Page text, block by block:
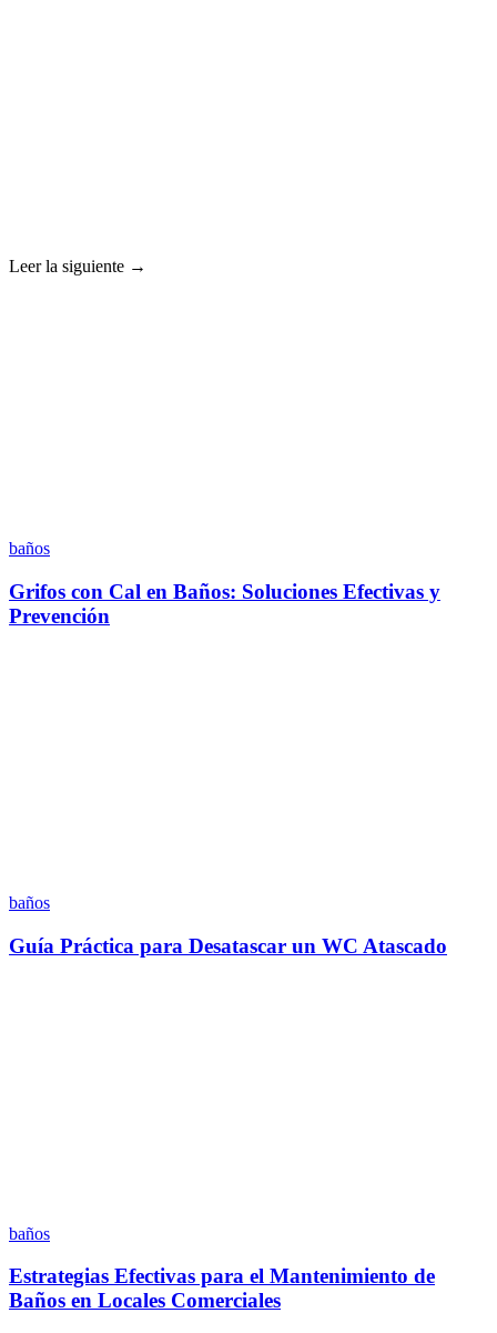
Leer la siguiente →
baños
Grifos con Cal en Baños: Soluciones Efectivas y
Prevención
baños
Guía Práctica para Desatascar un WC Atascado
baños
Estrategias Efectivas para el Mantenimiento de
Baños en Locales Comerciales